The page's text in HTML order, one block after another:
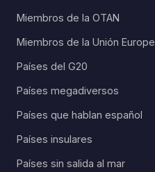
Miembros de la OTAN
Miembros de la Unión
Países del G20
Países megadiversos
Países que hablan español
Países insulares
Países sin salida al mar